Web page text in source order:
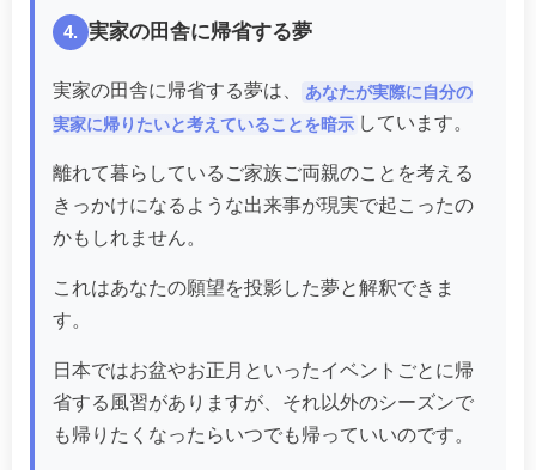
4. 実家の田舎に帰省する夢
実家の田舎に帰省する夢は、
あなたが実際に自分の
実家に帰りたいと考えていることを暗示 しています。
離れて暮らしているご家族ご両親のことを考える
きっかけになるような出来事が現実で起こったの
かもしれません。
これはあなたの願望を投影した夢と解釈できま
す。
日本ではお盆やお正月といったイベントごとに帰
省する風習がありますが、それ以外のシーズンで
も帰りたくなったらいつでも帰っていいのです。